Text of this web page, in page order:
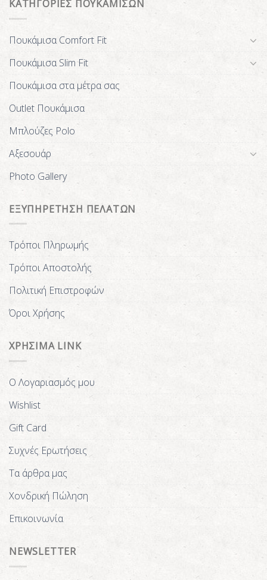
ΚΑΤΗΓΟΡΙΕΣ ΠΟΥΚΑΜΙΣΩΝ
Πουκάμισα Comfort Fit
Πουκάμισα Slim Fit
Πουκάμισα στα μέτρα σας
Outlet Πουκάμισα
Μπλούζες Polo
Αξεσουάρ
Photo Gallery
ΕΞΥΠΗΡΕΤΗΣΗ ΠΕΛΑΤΩΝ
Τρόποι Πληρωμής
Τρόποι Αποστολής
Πολιτική Επιστροφών
Όροι Χρήσης
ΧΡΗΣΙΜΑ LINK
Ο Λογαριασμός μου
Wishlist
Gift Card
Συχνές Ερωτήσεις
Τα άρθρα μας
Χονδρική Πώληση
Επικοινωνία
NEWSLETTER